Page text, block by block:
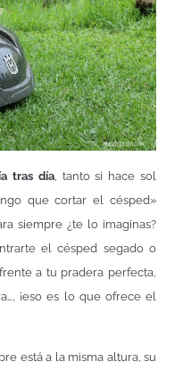
tras día, tanto si hace sol
que cortar el césped»
siempre ¿te lo imaginas?
el césped segado o
a tu pradera perfecta,
¡eso es lo que ofrece el
está a la misma altura, su